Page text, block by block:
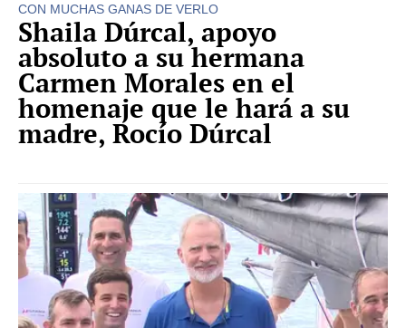
CON MUCHAS GANAS DE VERLO
Shaila Dúrcal, apoyo
absoluto a su hermana
Carmen Morales en el
homenaje que le hará a su
madre, Rocío Dúrcal